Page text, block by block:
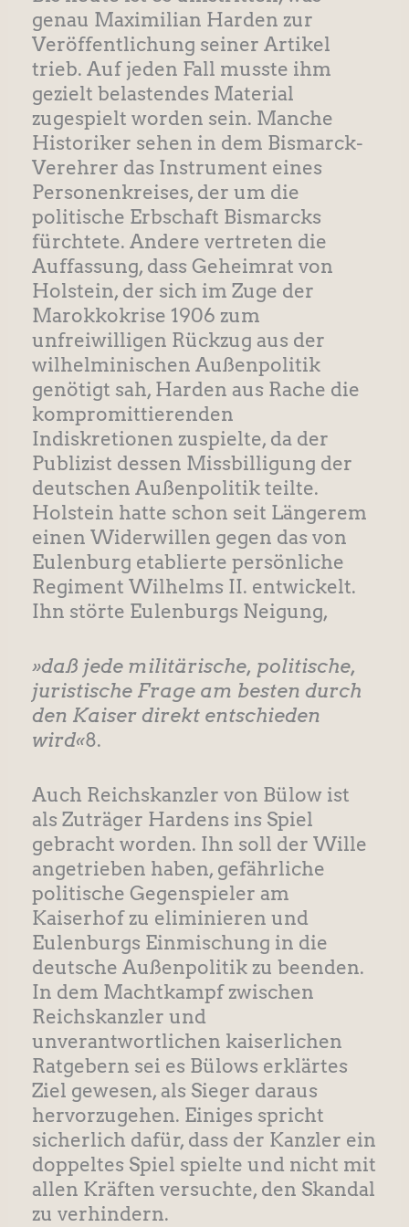
genau Maximilian Harden zur
Veröffentlichung seiner Artikel
trieb. Auf jeden Fall musste ihm
gezielt belastendes Material
zugespielt worden sein. Manche
Historiker sehen in dem Bismarck-
Verehrer das Instrument eines
Personenkreises, der um die
politische Erbschaft Bismarcks
fürchtete. Andere vertreten die
Auffassung, dass Geheimrat von
Holstein, der sich im Zuge der
Marokkokrise 1906 zum
unfreiwilligen Rückzug aus der
wilhelminischen Außenpolitik
genötigt sah, Harden aus Rache die
kompromittierenden
Indiskretionen zuspielte, da der
Publizist dessen Missbilligung der
deutschen Außenpolitik teilte.
Holstein hatte schon seit Längerem
einen Widerwillen gegen das von
Eulenburg etablierte persönliche
Regiment Wilhelms II. entwickelt.
Ihn störte Eulenburgs Neigung,
»daß jede militärische, politische,
juristische Frage am besten durch
den Kaiser direkt entschieden
wird«8.
Auch Reichskanzler von Bülow ist
als Zuträger Hardens ins Spiel
gebracht worden. Ihn soll der Wille
angetrieben haben, gefährliche
politische Gegenspieler am
Kaiserhof zu eliminieren und
Eulenburgs Einmischung in die
deutsche Außenpolitik zu beenden.
In dem Machtkampf zwischen
Reichskanzler und
unverantwortlichen kaiserlichen
Ratgebern sei es Bülows erklärtes
Ziel gewesen, als Sieger daraus
hervorzugehen. Einiges spricht
sicherlich dafür, dass der Kanzler ein
doppeltes Spiel spielte und nicht mit
allen Kräften versuchte, den Skandal
zu verhindern.